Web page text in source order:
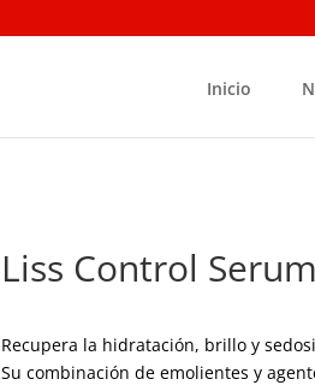
Inicio
Liss Control Serum
Recupera la hidratación, brillo y
Su combinación de emolientes y